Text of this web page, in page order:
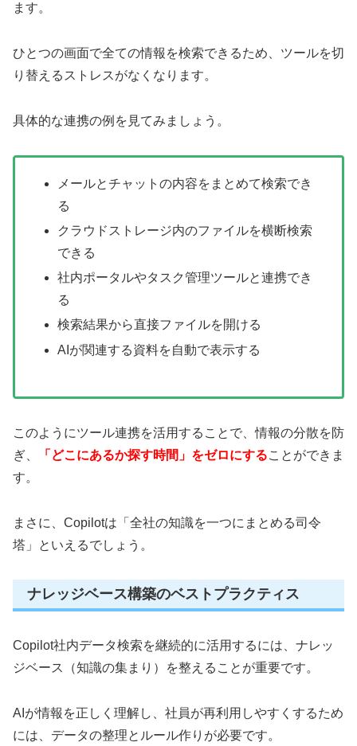
ます。
ひとつの画面で全ての情報を検索できるため、ツールを切
り替えるストレスがなくなります。
具体的な連携の例を見てみましょう。
メールとチャットの内容をまとめて検索でき
る
クラウドストレージ内のファイルを横断検索
できる
社内ポータルやタスク管理ツールと連携でき
る
検索結果から直接ファイルを開ける
AIが関連する資料を自動で表示する
このようにツール連携を活用することで、情報の分散を防
ぎ、
「どこにあるか探す時間」をゼロにすることができま
す。
まさに、Copilotは「全社の知識を一つにまとめる司令
塔」といえるでしょう。
ナレッジベース構築のベストプラクティス
Copilot社内データ検索を継続的に活用するには、ナレッ
ジベース（知識の集まり）を整えることが重要です。
AIが情報を正しく理解し、社員が再利用しやすくするため
には、データの整理とルール作りが必要です。